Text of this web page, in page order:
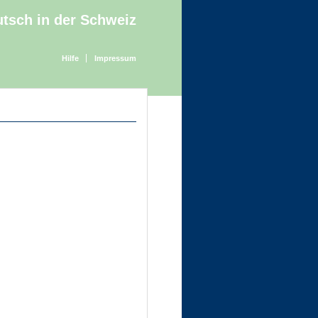
in der Schweiz
Hilfe Impressum